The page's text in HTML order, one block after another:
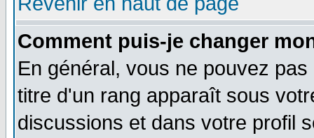
Comment puis-je changer
En général, vous ne pouvez
titre d'un rang apparaît sous
discussions et dans votre profil